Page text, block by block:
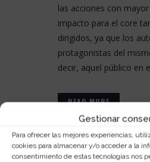
Gestionar
Para ofrecer las mejores experiencias,
cookies para almacenar y/o acceder a la
consentimiento de estas tecnologías nos
las acciones con
impacto para el core
dirigidos, ya que los
protagonistas del
decir, aquel público en
READ MORE